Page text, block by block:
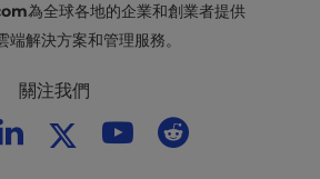
為全球各地的企業和創業者提供
端解決方案和管理服務。
關注我們